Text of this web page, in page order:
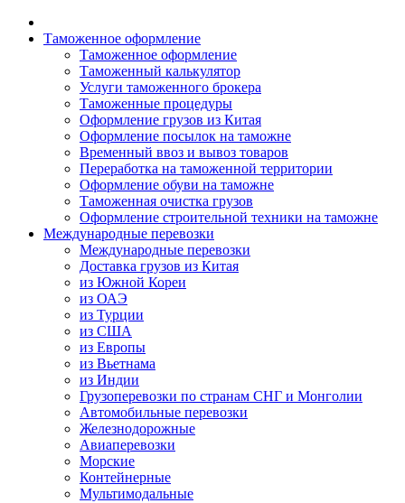
Таможенное оформление
Таможенное оформление
Таможенный калькулятор
Услуги таможенного брокера
Таможенные процедуры
Оформление грузов из Китая
Оформление посылок на таможне
Временный ввоз и вывоз товаров
Переработка на таможенной территории
Оформление обуви на таможне
Таможенная очистка грузов
Оформление строительной техники на таможне
Международные перевозки
Международные перевозки
Доставка грузов из Китая
из Южной Кореи
из ОАЭ
из Турции
из США
из Европы
из Вьетнама
из Индии
Грузоперевозки по странам СНГ и Монголии
Автомобильные перевозки
Железнодорожные
Авиаперевозки
Морские
Контейнерные
Мультимодальные